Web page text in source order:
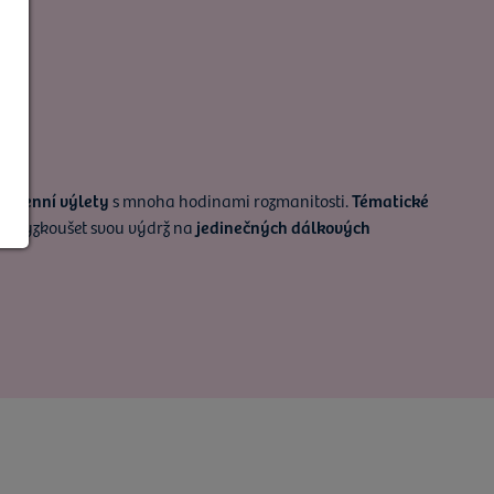
výletys mnoha hodinami rozmanitosti.Tématické
vyzkoušet svou výdrž na jedinečných dálkových